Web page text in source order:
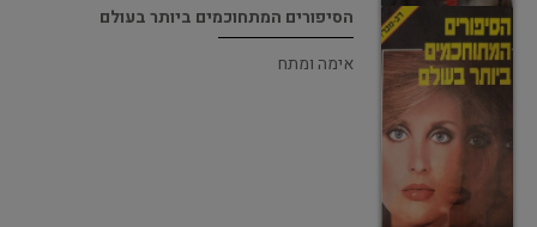
הסיפורים המתחוכמים ביותר בעולם
אימה ומתח